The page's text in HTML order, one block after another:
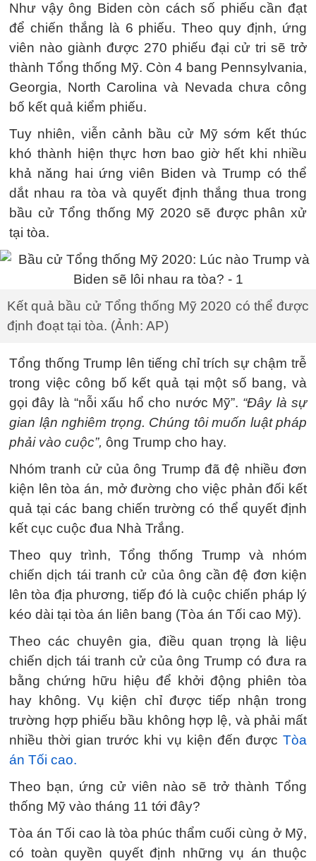
Như vậy ông Biden còn cách số phiếu cần đạt
để chiến thắng là 6 phiếu. Theo quy định, ứng
viên nào giành được 270 phiếu đại cử tri sẽ trở
thành Tổng thống Mỹ. Còn 4 bang Pennsylvania,
Georgia, North Carolina và Nevada chưa công
bố kết quả kiểm phiếu.
Tuy nhiên, viễn cảnh bầu cử Mỹ sớm kết thúc
khó thành hiện thực hơn bao giờ hết khi nhiều
khả năng hai ứng viên Biden và Trump có thể
dắt nhau ra tòa và quyết định thắng thua trong
bầu cử Tổng thống Mỹ 2020 sẽ được phân xử
tại tòa.
Kết quả bầu cử Tổng thống Mỹ 2020 có thể được
định đoạt tại tòa. (Ảnh: AP)
Tổng thống Trump lên tiếng chỉ trích sự chậm trễ
trong việc công bố kết quả tại một số bang, và
gọi đây là “nỗi xấu hổ cho nước Mỹ”. “Đây là sự
gian lận nghiêm trọng. Chúng tôi muốn luật pháp
phải vào cuộc”, ông Trump cho hay.
Nhóm tranh cử của ông Trump đã đệ nhiều đơn
kiện lên tòa án, mở đường cho việc phản đối kết
quả tại các bang chiến trường có thể quyết định
kết cục cuộc đua Nhà Trắng.
Theo quy trình, Tổng thống Trump và nhóm
chiến dịch tái tranh cử của ông cần đệ đơn kiện
lên tòa địa phương, tiếp đó là cuộc chiến pháp lý
kéo dài tại tòa án liên bang (Tòa án Tối cao Mỹ).
Theo các chuyên gia, điều quan trọng là liệu
chiến dịch tái tranh cử của ông Trump có đưa ra
bằng chứng hữu hiệu để khởi động phiên tòa
hay không. Vụ kiện chỉ được tiếp nhận trong
trường hợp phiếu bầu không hợp lệ, và phải mất
nhiều thời gian trước khi vụ kiện đến được Tòa
án Tối cao.
Theo bạn, ứng cử viên nào sẽ trở thành Tổng
thống Mỹ vào tháng 11 tới đây?
Tòa án Tối cao là tòa phúc thẩm cuối cùng ở Mỹ,
có toàn quyền quyết định những vụ án thuộc